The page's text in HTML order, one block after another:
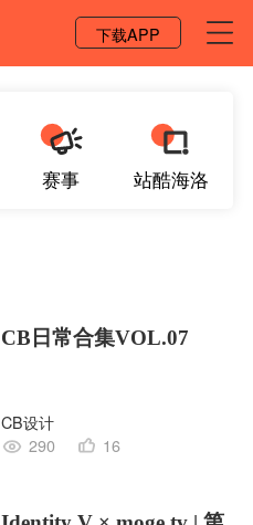
下载APP
赛事 站酷海洛
CB日常合集VOL.07
CB设计
290
16